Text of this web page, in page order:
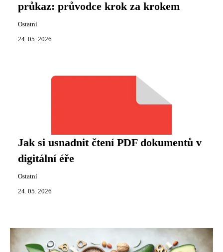
průkaz: průvodce krok za krokem
Ostatní
24. 05. 2026
Jak si usnadnit čtení PDF dokumentů v
digitální éře
Ostatní
24. 05. 2026